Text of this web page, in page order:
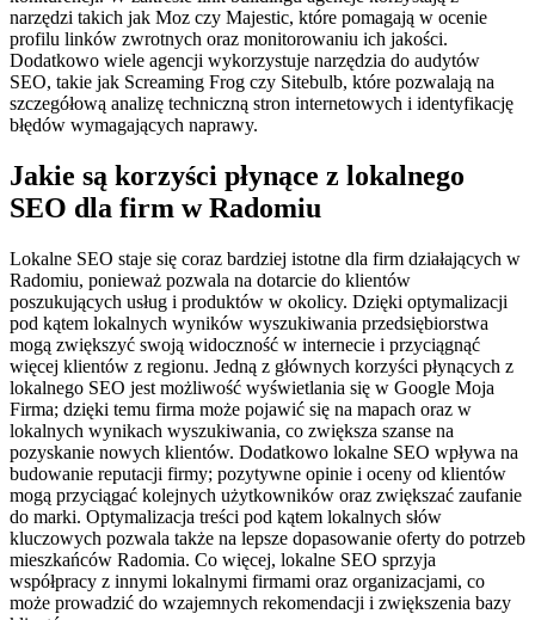
narzędzi takich jak Moz czy Majestic, które pomagają w ocenie
profilu linków zwrotnych oraz monitorowaniu ich jakości.
Dodatkowo wiele agencji wykorzystuje narzędzia do audytów
SEO, takie jak Screaming Frog czy Sitebulb, które pozwalają na
szczegółową analizę techniczną stron internetowych i identyfikację
błędów wymagających naprawy.
Jakie są korzyści płynące z lokalnego
SEO dla firm w Radomiu
Lokalne SEO staje się coraz bardziej istotne dla firm działających w
Radomiu, ponieważ pozwala na dotarcie do klientów
poszukujących usług i produktów w okolicy. Dzięki optymalizacji
pod kątem lokalnych wyników wyszukiwania przedsiębiorstwa
mogą zwiększyć swoją widoczność w internecie i przyciągnąć
więcej klientów z regionu. Jedną z głównych korzyści płynących z
lokalnego SEO jest możliwość wyświetlania się w Google Moja
Firma; dzięki temu firma może pojawić się na mapach oraz w
lokalnych wynikach wyszukiwania, co zwiększa szanse na
pozyskanie nowych klientów. Dodatkowo lokalne SEO wpływa na
budowanie reputacji firmy; pozytywne opinie i oceny od klientów
mogą przyciągać kolejnych użytkowników oraz zwiększać zaufanie
do marki. Optymalizacja treści pod kątem lokalnych słów
kluczowych pozwala także na lepsze dopasowanie oferty do potrzeb
mieszkańców Radomia. Co więcej, lokalne SEO sprzyja
współpracy z innymi lokalnymi firmami oraz organizacjami, co
może prowadzić do wzajemnych rekomendacji i zwiększenia bazy